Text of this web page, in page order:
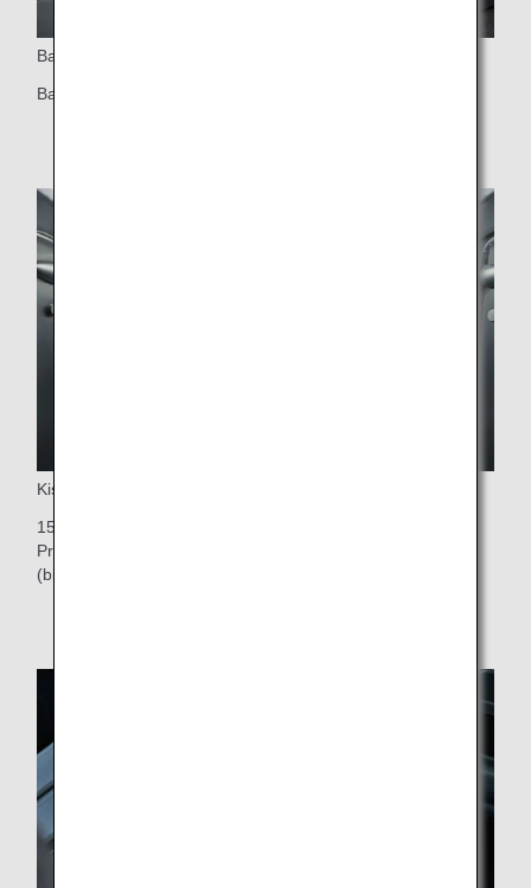
Bacak Desteği
Bacak desteği bulunan geniş bacak mesafesi
Kişisel Monitör
15,6 inç dokunmatik panelli kişisel monitör, tüm dünyada
Premium Economy kabinlerinde bulunan en büyük monitör
(birinci sıradaki koltuklar için 11,6 inç)